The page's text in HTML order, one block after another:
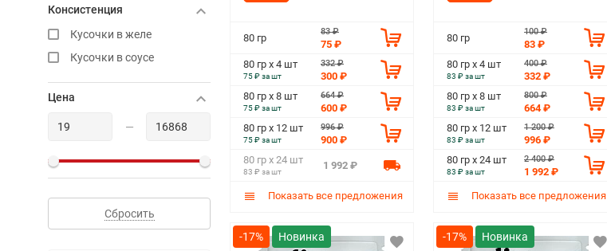
Консистенция
Кусочки в желе
Кусочки в соусе
Цена
—
Сбросить
80 гр
83 ₽
75 ₽
80 гр х 4 шт
75 ₽ за шт
332 ₽
300 ₽
80 гр х 8 шт
75 ₽ за шт
664 ₽
600 ₽
80 гр х 12 шт
75 ₽ за шт
996 ₽
900 ₽
80 гр х 24 шт
83 ₽ за шт
1 992 ₽
Показать все предложения
80 гр
100 ₽
83 ₽
80 гр х 4 шт
83 ₽ за шт
400 ₽
332 ₽
80 гр х 8 шт
83 ₽ за шт
800 ₽
664 ₽
80 гр х 12 шт
83 ₽ за шт
1 200 ₽
996 ₽
80 гр х 24 шт
83 ₽ за шт
2 400 ₽
1 992 ₽
Показать все предложения
-17% -17%